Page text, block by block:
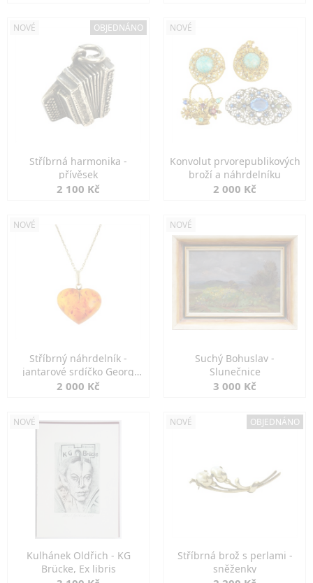
NOVÉ OBJEDNÁNO
Stříbrná harmonika -
přívěsek
2 100 Kč
NOVÉ
Konvolut prvorepublikových
broží a náhrdelníku
2 000 Kč
NOVÉ
Stříbrný náhrdelník -
jantarové srdíčko Georg
Kramer
2 000 Kč
NOVÉ
Suchý Bohuslav -
Slunečnice
3 000 Kč
NOVÉ
Kulhánek Oldřich - KG
Brücke, Ex libris
NOVÉ OBJEDNÁNO
Stříbrná brož s perlami -
sněženky